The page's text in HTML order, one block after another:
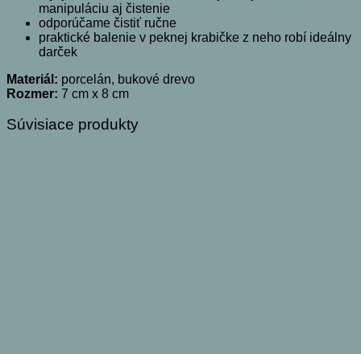
manipuláciu aj čistenie
odporúčame čistiť ručne
praktické balenie v peknej krabičke z neho robí ideálny
darček
Materiál: porcelán, bukové drevo
Rozmer: 7 cm x 8 cm
Súvisiace produkty